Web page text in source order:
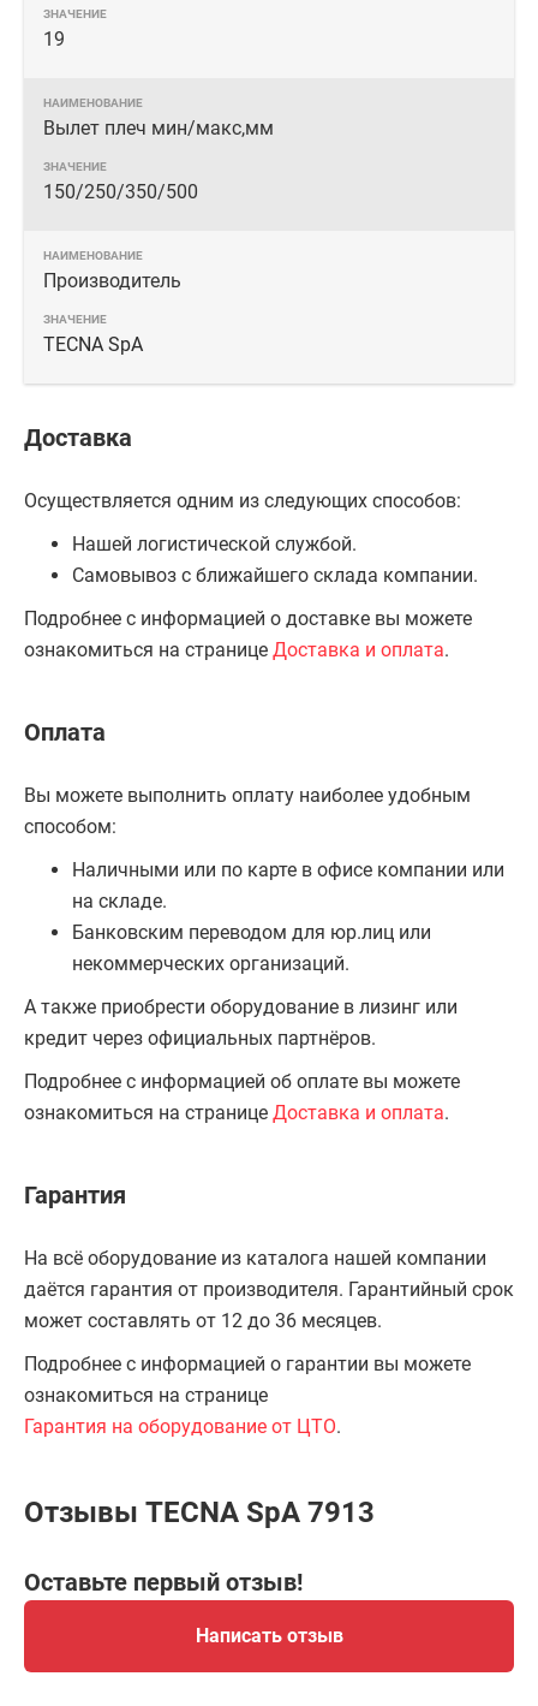
19
Вылет плеч мин/макс,мм
150/250/350/500
Производитель
TECNA SpA
Доставка
Осуществляется одним из следующих способов:
Нашей логистической службой.
Самовывоз с ближайшего склада компании.
Подробнее с информацией о доставке вы можете
ознакомиться на странице Доставка и оплата.
Оплата
Вы можете выполнить оплату наиболее удобным
способом:
Наличными или по карте в офисе компании или
на складе.
Банковским переводом для юр.лиц или
некоммерческих организаций.
А также приобрести оборудование в лизинг или
кредит через официальных партнёров.
Подробнее с информацией об оплате вы можете
ознакомиться на странице Доставка и оплата.
Гарантия
На всё оборудование из каталога нашей компании
даётся гарантия от производителя. Гарантийный срок
может составлять от 12 до 36 месяцев.
Подробнее с информацией о гарантии вы можете
ознакомиться на странице
Гарантия на оборудование от ЦТО.
Отзывы TECNA SpA 7913
Оставьте первый отзыв!
Написать отзыв